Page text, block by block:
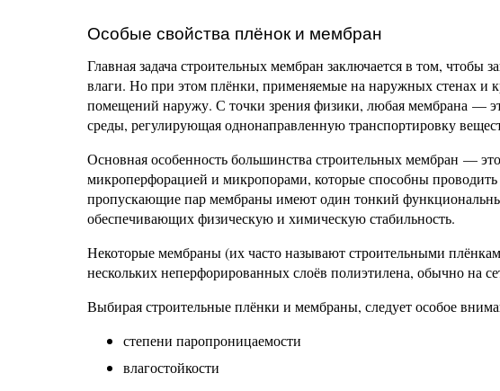
Особые свойства плёнок и мембран
Главная задача строительных мембран заключается в том, чтобы
влаги. Но при этом плёнки, применяемые на наружных стенах и
помещений наружу. С точки зрения физики, любая мембрана —
среды, регулирующая однонаправленную транспортировку
Основная особенность большинства строительных мембран —
микроперфорацией и микропорами, которые способны
пропускающие пар мембраны имеют один тонкий
обеспечивающих физическую и химическую стабильность.
Некоторые мембраны (их часто называют строительными
нескольких неперфорированных слоёв полиэтилена, обычно на
Выбирая строительные плёнки и мембраны, следует особое
степени паропроницаемости
влагостойкости